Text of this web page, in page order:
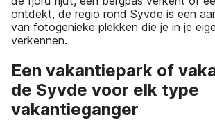
ontdekt, de regio rond Syvde is een
van fotogenieke plekken die je in je
verkennen.
Een vakantiepark of
de Syvde voor elk type
vakantieganger